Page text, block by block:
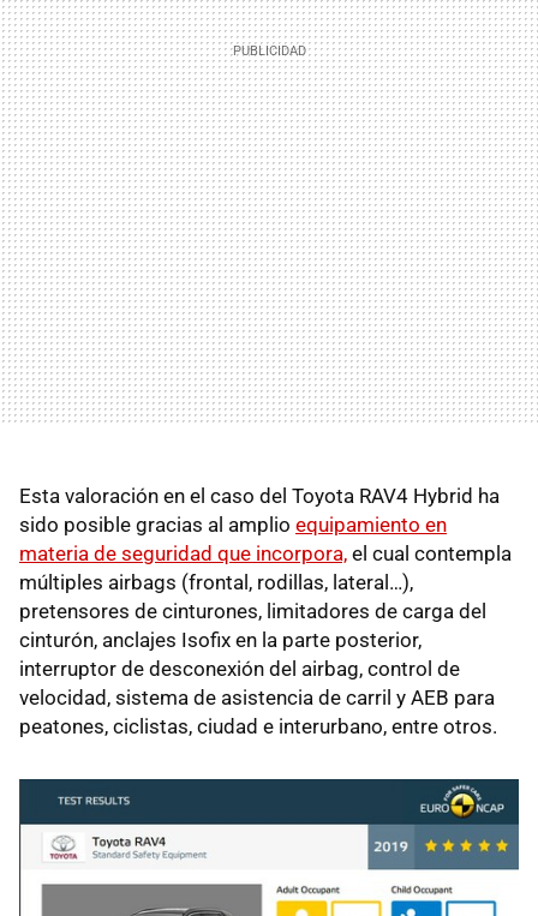
Esta valoración en el caso del Toyota RAV4 Hybrid ha
sido posible gracias al amplio equipamiento en
materia de seguridad que incorpora, el cual contempla
múltiples airbags (frontal, rodillas, lateral…),
pretensores de cinturones, limitadores de carga del
cinturón, anclajes Isofix en la parte posterior,
interruptor de desconexión del airbag, control de
velocidad, sistema de asistencia de carril y AEB para
peatones, ciclistas, ciudad e interurbano, entre otros.